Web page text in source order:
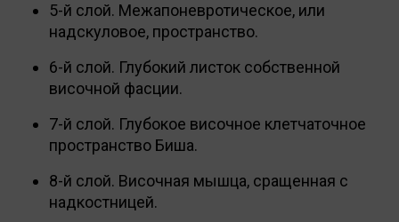
5-й слой. Межапоневротическое, или
надскуловое, пространство.
6-й слой. Глубокий листок собственной
височной фасции.
7-й слой. Глубокое височное клетчаточное
пространство Биша.
8-й слой. Височная мышца, сращенная с
надкостницей.